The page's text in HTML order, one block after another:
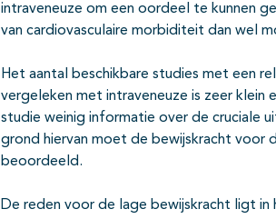
intraveneuze om een oordeel te kunnen
van cardiovasculaire morbiditeit dan wel
Het aantal beschikbare studies met een
vergeleken met intraveneuze is zeer
studie weinig informatie over de cruciale
grond hiervan moet de bewijskracht voor
beoordeeld.
De reden voor de lage bewijskracht ligt